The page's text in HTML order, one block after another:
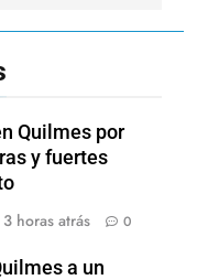
Quilmes por
y fuertes
3 horas atrás 0
a un